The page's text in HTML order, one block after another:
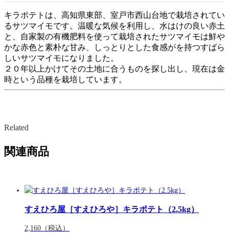
キラポテトは、高知県東部、室戸市西山台地で栽培されてい
るサツマイモです。温暖な気候を利用し、水はけの良い赤土
と、自家製の有機肥料を使って栽培されたサツマイモは鮮や
かな赤色と素朴な甘み、しっとりとした食感がを持つすばら
しいサツマイモになりました。
２０年以上かけてその土地に合うものを探し出し、現在は金
時という品種を栽培しています。
Related
関連商品
すえひろ屋［すえひろや］キラポテト（2.5kg）
2,160 （税込）